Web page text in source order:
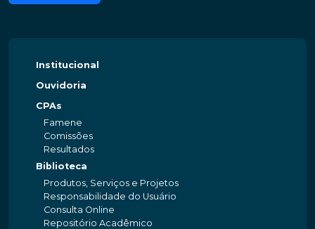
Institucional
Ouvidoria
CPAs
Famene
Comissões
Resultados
Biblioteca
Produtos, Serviços e Projetos
Responsabilidade do Usuário
Consulta Online
Repositório Acadêmico